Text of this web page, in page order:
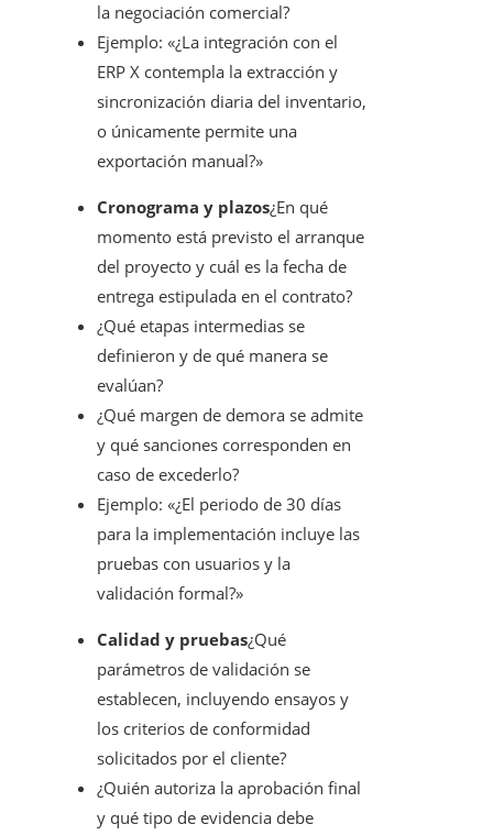
la negociación comercial?
Ejemplo: «¿La integración con el
ERP X contempla la extracción y
sincronización diaria del inventario,
o únicamente permite una
exportación manual?»
Cronograma y plazos¿En qué
momento está previsto el arranque
del proyecto y cuál es la fecha de
entrega estipulada en el contrato?
¿Qué etapas intermedias se
definieron y de qué manera se
evalúan?
¿Qué margen de demora se admite
y qué sanciones corresponden en
caso de excederlo?
Ejemplo: «¿El periodo de 30 días
para la implementación incluye las
pruebas con usuarios y la
validación formal?»
Calidad y pruebas¿Qué
parámetros de validación se
establecen, incluyendo ensayos y
los criterios de conformidad
solicitados por el cliente?
¿Quién autoriza la aprobación final
y qué tipo de evidencia debe